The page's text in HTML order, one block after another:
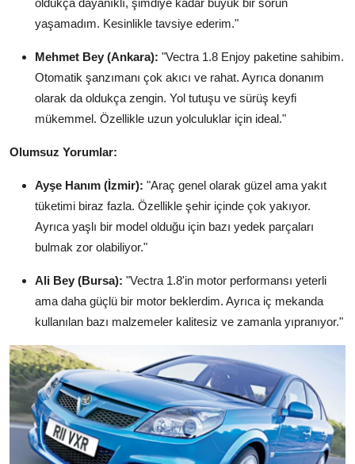
oldukça dayanıklı, şimdiye kadar büyük bir sorun
yaşamadım. Kesinlikle tavsiye ederim."
Mehmet Bey (Ankara): "Vectra 1.8 Enjoy paketine sahibim.
Otomatik şanzımanı çok akıcı ve rahat. Ayrıca donanım
olarak da oldukça zengin. Yol tutuşu ve sürüş keyfi
mükemmel. Özellikle uzun yolculuklar için ideal."
Olumsuz Yorumlar:
Ayşe Hanım (İzmir): "Araç genel olarak güzel ama yakıt
tüketimi biraz fazla. Özellikle şehir içinde çok yakıyor.
Ayrıca yaşlı bir model olduğu için bazı yedek parçaları
bulmak zor olabiliyor."
Ali Bey (Bursa): "Vectra 1.8'in motor performansı yeterli
ama daha güçlü bir motor beklerdim. Ayrıca iç mekanda
kullanılan bazı malzemeler kalitesiz ve zamanla yıpranıyor."